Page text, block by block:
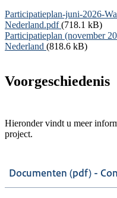
Document
Participatieplan-juni-2026-
Nederland.pdf(718.1 kB)
Document
Participatieplan (november
Nederland (818.6 kB)
Voorgeschiedenis
Hieronder vindt u meer
project.
Documenten (pdf) -